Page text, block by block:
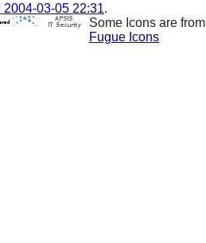
2004-03-05 22:31.
Some Icons are from
Fugue Icons